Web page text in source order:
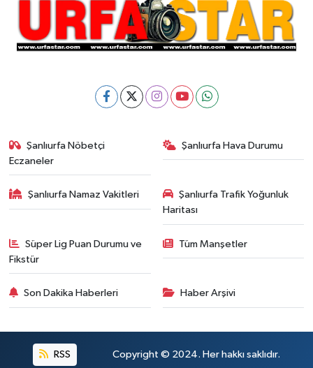
Şanlıurfa Nöbetçi
Eczaneler
Şanlıurfa Hava Durumu
Şanlıurfa Namaz Vakitleri
Şanlıurfa Trafik Yoğunluk
Haritası
Süper Lig Puan Durumu ve
Fikstür
Tüm Manşetler
Son Dakika Haberleri Haber Arşivi
RSS Copyright © 2024. Her hakkı saklıdır.